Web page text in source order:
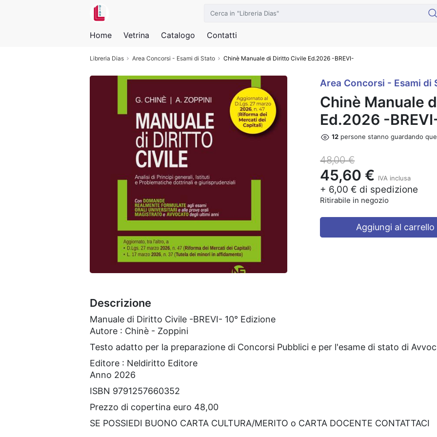
Home Vetrina Catalogo Contatti
Libreria Dias Area Concorsi - Esami di Stato Chinè Manuale di Diritto Civile Ed.2026 -BREVI-
Area Concorsi - Esami di
Chinè Manuale
Ed.2026 -
12 persone stanno guardando
48,00 €
45,60 € IVA inclusa
+ 6,00 € di spedizione
Ritirabile in negozio
Aggiungi al carrello
Descrizione
Manuale di Diritto Civile -BREVI- 10° Edizione
Autore : Chinè - Zoppini
Testo adatto per la preparazione di Concorsi Pubblici e per l'esame di stato di
Editore : Neldiritto Editore
Anno 2026
ISBN 9791257660352
Prezzo di copertina euro 48,00
SE POSSIEDI BUONO CARTA CULTURA/MERITO o CARTA DOCENTE CONTATTACI